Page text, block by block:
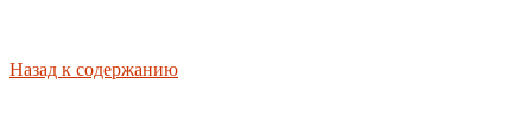
Назад к содержанию